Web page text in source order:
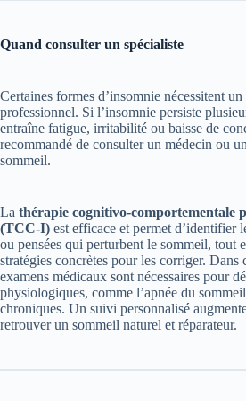
Quand consulter un spécialiste
Certaines formes d’insomnie nécessitent
professionnel. Si l’insomnie persiste
entraîne fatigue, irritabilité ou baisse de
recommandé de consulter un médecin ou
sommeil.
La thérapie cognitivo-comportementale
(TCC-I) est efficace et permet d’identifier
ou pensées qui perturbent le sommeil, tout
stratégies concrètes pour les corriger. Dans
examens médicaux sont nécessaires pour
physiologiques, comme l’apnée du
chroniques. Un suivi personnalisé
retrouver un sommeil naturel et réparateur.